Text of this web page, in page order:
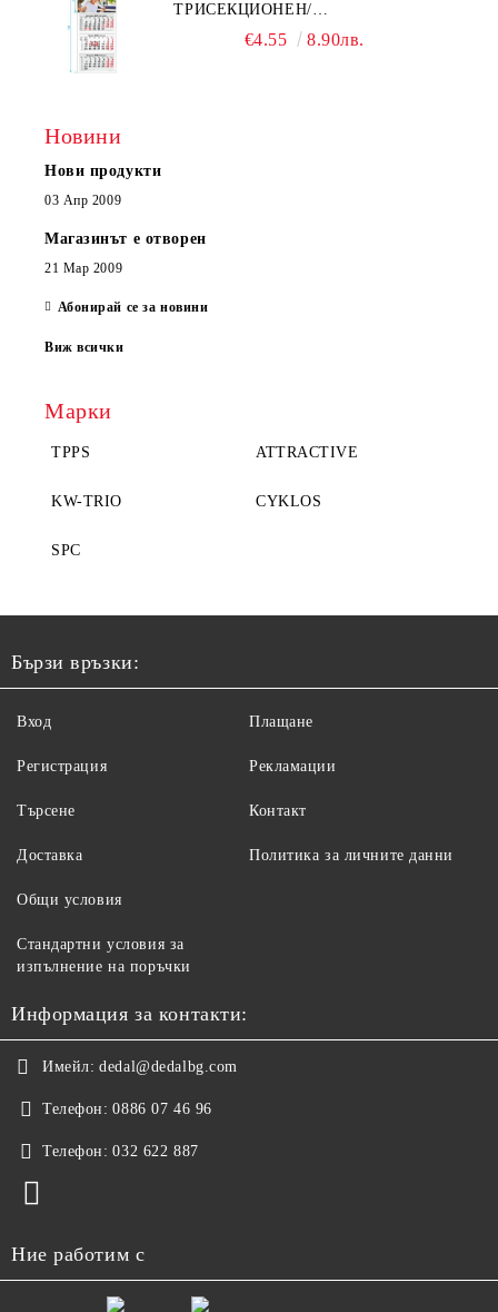
ТРИСЕКЦИОНЕН/
ЕДНОСЕКЦИОНЕН
€4.55 8.90лв.
Новини
Нови продукти
03 Апр 2009
Магазинът е отворен
21 Мар 2009
Абонирай се за новини
Виж всички
Марки
TPPS ATTRACTIVE
KW-TRIO CYKLOS
SPC
Бързи връзки:
Вход
Регистрация
Търсене
Доставка
Плащане
Рекламации
Контакт
Политика за личните данни
Общи условия
Стандартни условия за
изпълнение на поръчки
Информация за контакти:
Имейл: dedal@dedalbg.com
Телефон: 0886 07 46 96
Телефон: 032 622 887
Ние работим с